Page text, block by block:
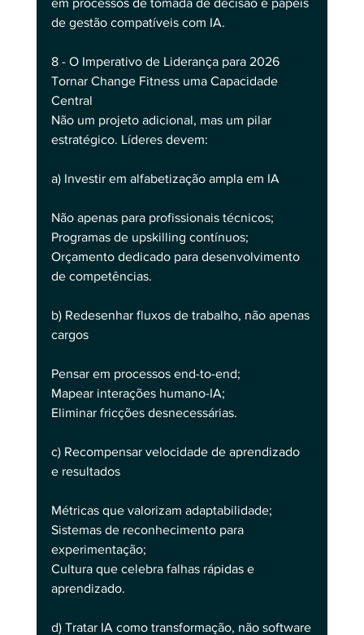
em processos de tomada de decisão e papéis
de gestão compatíveis com IA.
8 - O Imperativo de Liderança para 2026
Tornar Change Fitness uma Capacidade
Central
Não um projeto adicional, mas um pilar
estratégico. Líderes devem:
a) Investir em alfabetização ampla em IA
Não apenas para profissionais técnicos;
Programas de upskilling contínuos;
Orçamento dedicado para desenvolvimento
de competências.
b) Redesenhar fluxos de trabalho, não apenas
cargos
Pensar em processos end-to-end;
Mapear interações humano-IA;
Eliminar fricções desnecessárias.
c) Recompensar velocidade de aprendizado
e resultados
Métricas que valorizam adaptabilidade;
Sistemas de reconhecimento para
experimentação;
Cultura que celebra falhas rápidas e
aprendizado.
d) Tratar IA como transformação, não software